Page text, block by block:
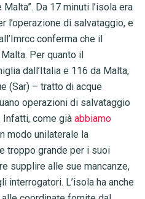
Da 17 minuti l’isola era
l’operazione di salvataggio, e
conferma che il
Per quanto il
dall’Italia e 116 da Malta,
(Sar) – tratto di acque
operazioni di salvataggio
come già abbiamo
modo unilaterale la
troppo grande per i suoi
supplire alle sue mancanze,
interrogatori. L’isola ha anche